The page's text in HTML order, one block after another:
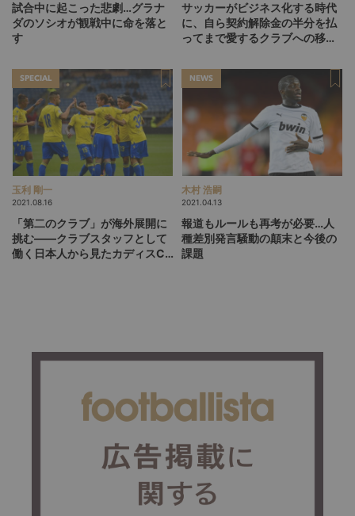
試合中に起こった悲劇…グラナ
ダのソシオが観戦中に命を落と
す
サッカーがビジネス化する時代
に、自ら契約解除金の半分を払
ってまで愛するクラブへの移籍
SPECIAL
玉利 剛一
2021.08.16
「第二のクラブ」が海外展開に
挑む――クラブスタッフとして
働く日本人から見たカディスCF
NEWS
木村 浩嗣
2021.04.13
報道もルールも再考が必要…人
種差別発言騒動の顛末と今後の
課題